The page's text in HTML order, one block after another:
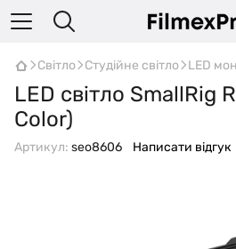
Світло Студійне світло LED
LED світло SmallRig
Color)
Артикул: seo8606 Написати відгук